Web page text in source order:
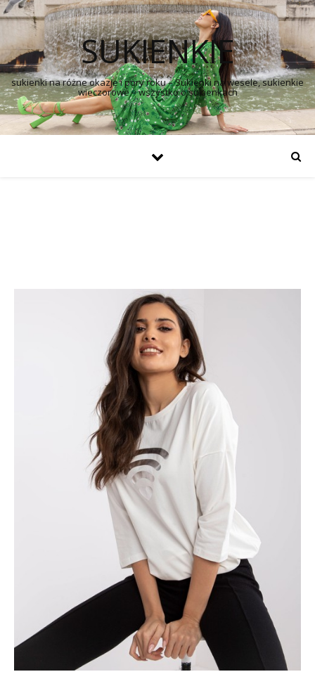
SUKIENKIE
sukienki na różne okazje i pory roku – Sukienki na wesele, sukienkie
wieczorowe – wszystko o sukienkach